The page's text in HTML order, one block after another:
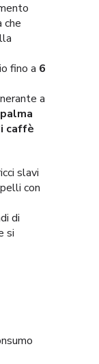
che
fino a 6
a
caffè
slavi
con
di
si